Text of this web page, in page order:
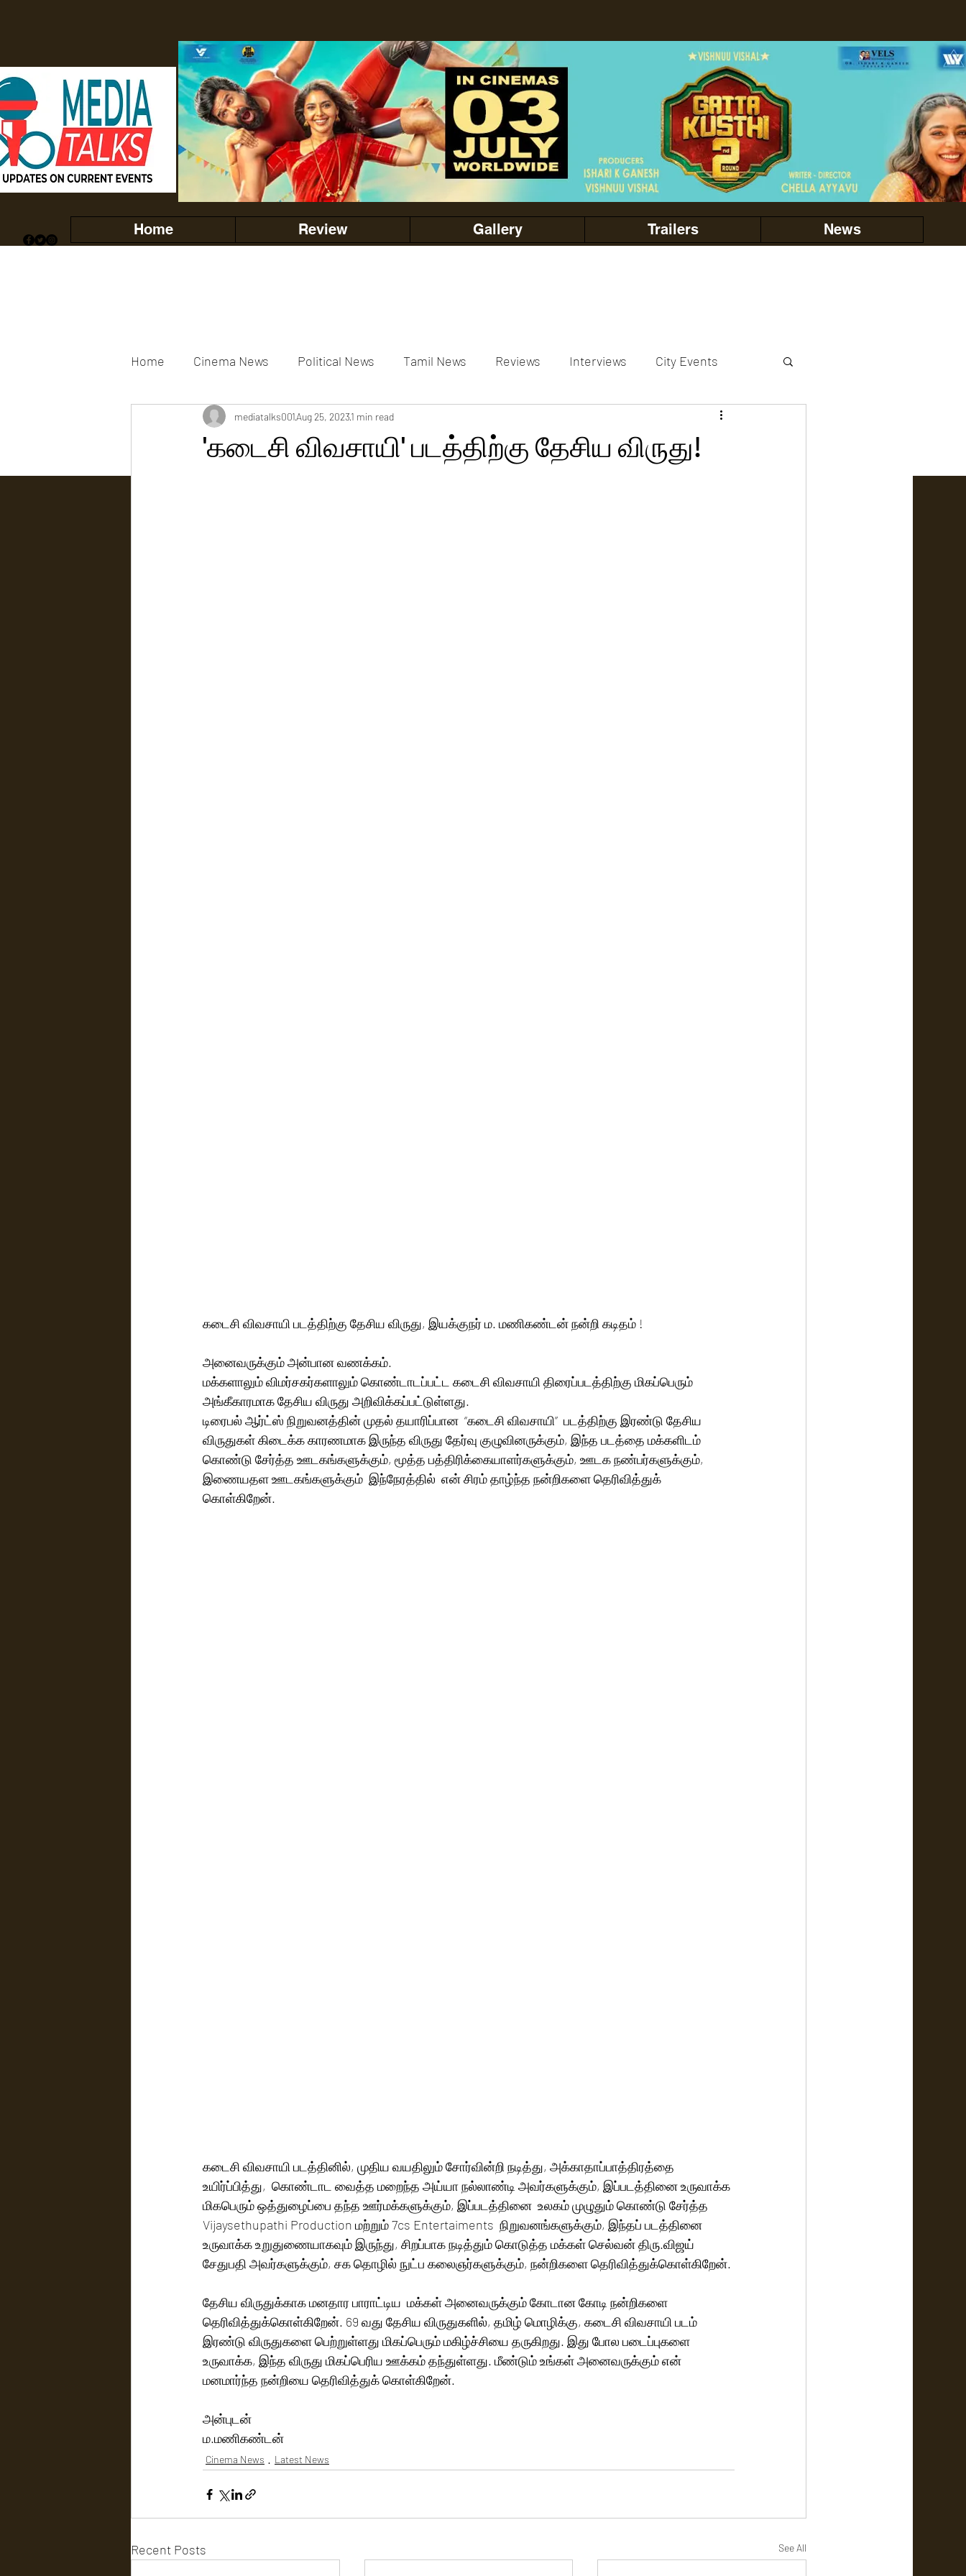
Home Review Gallery Trailers News
Home Cinema News Political News Tamil News Reviews Interviews City Events
Movies Gallery Actress Gallery Events Gallery actors gallery
'கடைசி விவசாயி' படத்திற்கு தேசிய விருது!
mediatalks001Aug 25, 20231 min read
கடைசி விவசாயி படத்திற்கு தேசிய விருது, இயக்குநர் ம. மணிகண்டன் நன்றி கடிதம் !
அனைவருக்கும் அன்பான வணக்கம்.
மக்களாலும் விமர்சகர்களாலும் கொண்டாடப்பட்ட கடைசி விவசாயி திரைப்படத்திற்கு மிகப்பெரும்
அங்கீகாரமாக தேசிய விருது அறிவிக்கப்பட்டுள்ளது.
டிரைபல் ஆர்ட்ஸ் நிறுவனத்தின் முதல் தயாரிப்பான  “கடைசி விவசாயி”  படத்திற்கு இரண்டு தேசிய
விருதுகள் கிடைக்க காரணமாக இருந்த விருது தேர்வு குழுவினருக்கும், இந்த படத்தை மக்களிடம்
கொண்டு சேர்த்த ஊடகங்களுக்கும், மூத்த பத்திரிக்கையாளர்களுக்கும், ஊடக நண்பர்களுக்கும்,
இணையதள ஊடகங்களுக்கும்  இந்நேரத்தில்  என் சிரம் தாழ்ந்த நன்றிகளை தெரிவித்துக்
கொள்கிறேன்.
கடைசி விவசாயி படத்தினில், முதிய வயதிலும் சோர்வின்றி நடித்து, அக்காதாப்பாத்திரத்தை
உயிர்ப்பித்து,  கொண்டாட வைத்த மறைந்த அய்யா நல்லாண்டி அவர்களுக்கும், இப்படத்தினை உருவாக்க
மிகபெரும் ஒத்துழைப்பை தந்த ஊர்மக்களுக்கும், இப்படத்தினை  உலகம் முழுதும் கொண்டு சேர்த்த
Vijaysethupathi Production மற்றும் 7cs Entertaiments  நிறுவனங்களுக்கும், இந்தப் படத்தினை
உருவாக்க உறுதுணையாகவும் இருந்து, சிறப்பாக நடித்தும் கொடுத்த மக்கள் செல்வன் திரு.விஜய்
சேதுபதி அவர்களுக்கும், சக தொழில் நுட்ப கலைஞர்களுக்கும், நன்றிகளை தெரிவித்துக்கொள்கிறேன்.
தேசிய விருதுக்காக மனதார பாராட்டிய  மக்கள் அனைவருக்கும் கோடான கோடி நன்றிகளை
தெரிவித்துக்கொள்கிறேன். 69 வது தேசிய விருதுகளில், தமிழ் மொழிக்கு, கடைசி விவசாயி படம்
இரண்டு விருதுகளை பெற்றுள்ளது மிகப்பெரும் மகிழ்ச்சியை தருகிறது. இது போல படைப்புகளை
உருவாக்க, இந்த விருது மிகப்பெரிய ஊக்கம் தந்துள்ளது. மீண்டும் உங்கள் அனைவருக்கும் என்
மனமார்ந்த நன்றியை தெரிவித்துக் கொள்கிறேன்.
அன்புடன்
ம.மணிகண்டன்
Cinema News Latest News
Recent Posts See All